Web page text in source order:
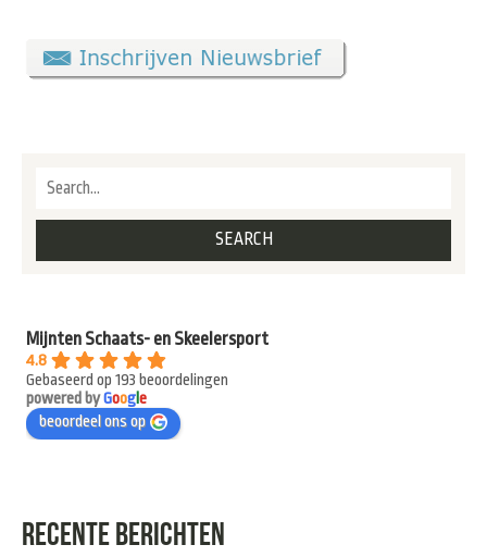
Mijnten Schaats- en Skeelersport
4.8
Gebaseerd op 193 beoordelingen
powered byGooge
beoordeel ons op
RECENTE BERICHTEN